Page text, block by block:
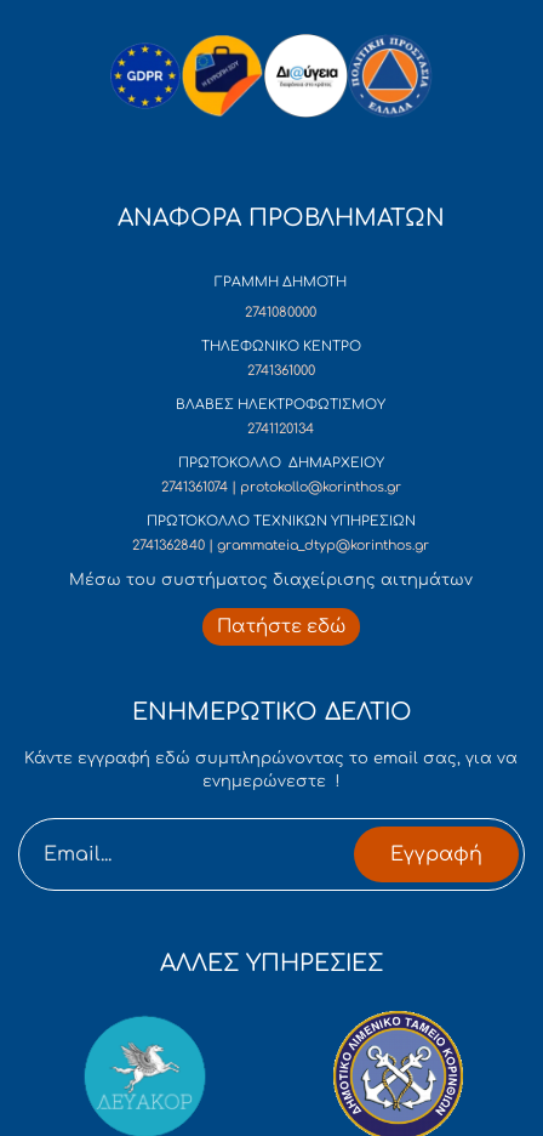
ΑΝΑΦΟΡΑ ΠΡΟΒΛΗΜΑΤΩΝ
ΓΡΑΜΜΗ ΔΗΜΟΤΗ
2741080000
ΤΗΛΕΦΩΝΙΚΟ ΚΕΝΤΡΟ
2741361000
ΒΛΑΒΕΣ ΗΛΕΚΤΡΟΦΩΤΙΣΜΟΥ
2741120134
ΠΡΩΤΟΚΟΛΛΟ ΔΗΜΑΡΧΕΙΟΥ
2741361074 | protokollo@korinthos.gr
ΠΡΩΤΟΚΟΛΛΟ ΤΕΧΝΙΚΩΝ ΥΠΗΡΕΣΙΩΝ
2741362840 | grammateia_dtyp@korinthos.gr
Mέσω του συστήματος διαχείρισης αιτημάτων
Πατήστε εδώ
ΕΝΗΜΕΡΩΤΙΚΟ ΔΕΛΤΙΟ
Κάντε εγγραφή εδώ συμπληρώνοντας το email σας, για να
ενημερώνεστε !
Εγγραφή
ΑΛΛΕΣ ΥΠΗΡΕΣΙΕΣ